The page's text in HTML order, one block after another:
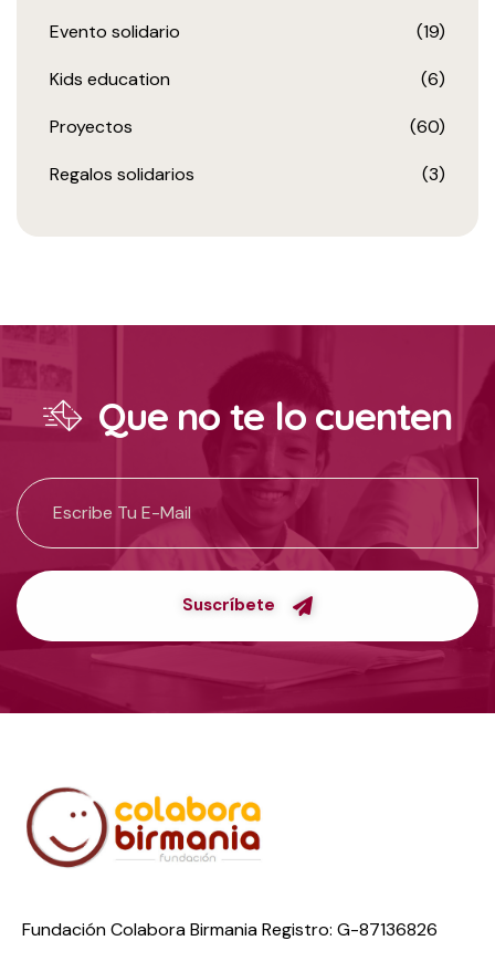
Evento solidario (19)
Kids education (6)
Proyectos (60)
Regalos solidarios (3)
Que no te lo cuenten
Suscríbete
Fundación Colabora Birmania Registro: G-87136826